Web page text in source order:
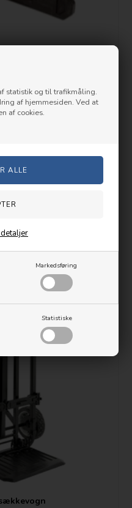
statistik og til trafikmåling.
af hjemmesiden. Ved at
af cookies.
Markedsføring
Statistiske
også